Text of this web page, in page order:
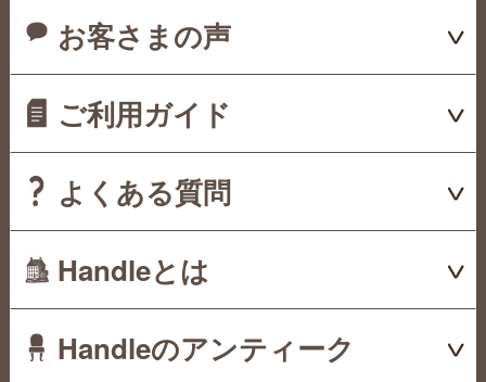
お客さまの声
ご利用ガイド
よくある質問
Handleとは
Handleのアンティーク